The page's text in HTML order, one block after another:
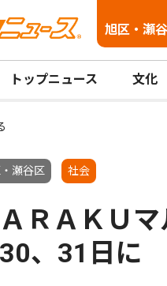
旭区・瀬
トップニュース 文化
瀬谷区 社会
ＲＡＫＵ
、31日に